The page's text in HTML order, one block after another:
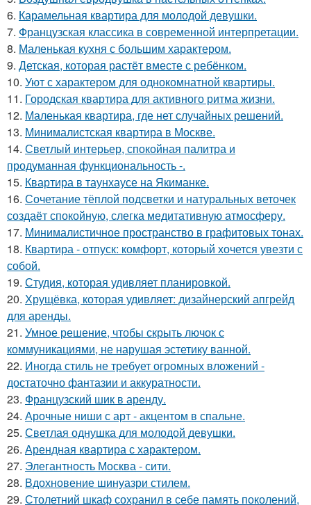
6. Карамельная квартира для молодой девушки.
7. Французская классика в современной интерпретации.
8. Маленькая кухня с большим характером.
9. Детская, которая растёт вместе с ребёнком.
10. Уют с характером для однокомнатной квартиры.
11. Городская квартира для активного ритма жизни.
12. Маленькая квартира, где нет случайных решений.
13. Минималистская квартира в Москве.
14. Светлый интерьер, спокойная палитра и
продуманная функциональность -.
15. Квартира в таунхаусе на Якиманке.
16. Сочетание тёплой подсветки и натуральных веточек
создаёт спокойную, слегка медитативную атмосферу.
17. Минималистичное пространство в графитовых тонах.
18. Квартира - отпуск: комфорт, который хочется увезти с
собой.
19. Студия, которая удивляет планировкой.
20. Хрущёвка, которая удивляет: дизайнерский апгрейд
для аренды.
21. Умное решение, чтобы скрыть лючок с
коммуникациями, не нарушая эстетику ванной.
22. Иногда стиль не требует огромных вложений -
достаточно фантазии и аккуратности.
23. Французский шик в аренду.
24. Арочные ниши с арт - акцентом в спальне.
25. Светлая однушка для молодой девушки.
26. Арендная квартира с характером.
27. Элегантность Москва - сити.
28. Вдохновение шинуазри стилем.
29. Столетний шкаф сохранил в себе память поколений,